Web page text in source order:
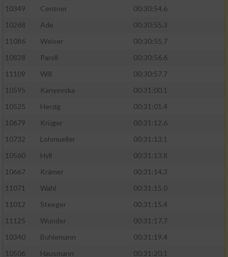
10349
Centner
00:30:54.6
10268
Ade
00:30:55.3
11086
Weiser
00:30:55.7
10828
Paroll
00:30:56.6
11109
Will
00:30:57.7
10595
Kanyevska
00:31:00.1
10525
Herzig
00:31:01.4
10679
Krüger
00:31:12.6
10732
Lohmueller
00:31:13.1
10560
Hyll
00:31:13.8
10667
Krämer
00:31:14.3
11071
Wahl
00:31:15.0
11012
Steeger
00:31:15.4
11125
Wunder
00:31:17.7
10340
Buhlemann
00:31:19.4
10506
Hausmann
00:31:20.1